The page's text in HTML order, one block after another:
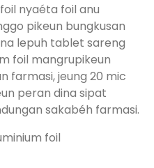
nyaéta foil anu
pikeun bungkusan
lepuh tablet sareng
foil mangrupikeun
farmasi, jeung 20 mic
peran dina sipat
sakabéh farmasi.